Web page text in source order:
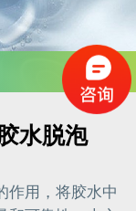
水脱泡
作用，将胶水中